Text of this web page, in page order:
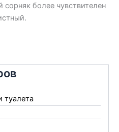
туалета
более чувствителен